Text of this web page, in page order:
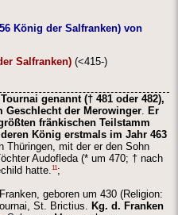
König der Salfranken) von
Salfranken)(<415-)
genannt († 481 oder 482),
Geschlecht der Merowinger.
Er
fränkischen Teilstamm
König erstmals im Jahr 463
Thüringen, mit der er den Sohn
Audofleda (* um 470; † nach
hatte.11;
geboren um 430 (Religion:
St. Brictius. Kg. d. Franken